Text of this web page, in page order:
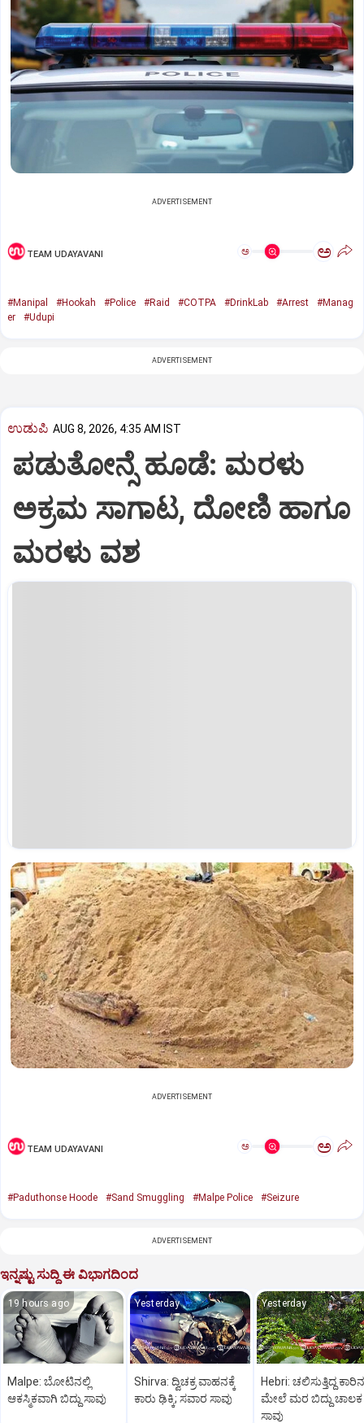
ADVERTISEMENT
TEAM UDAYAVANI ಅ ಅ
#Manipal #Hookah #Police #Raid #COTPA #DrinkLab #Arrest
#Manag
er
#Udupi
ADVERTISEMENT
ಉಡುಪಿ AUG 8, 2026, 4:35 AM IST
ಪಡುತೋನ್ಸೆ ಹೂಡೆ: ಮರಳು
ಅಕ್ರಮ ಸಾಗಾಟ, ದೋಣಿ ಹಾಗೂ
ಮರಳು ವಶ
ADVERTISEMENT
TEAM UDAYAVANI ಅ ಅ
#Paduthonse Hoode #Sand Smuggling #Malpe Police #Seizure
ADVERTISEMENT
ಇನ್ನಷ್ಟು ಸುದ್ದಿ ಈ ವಿಭಾಗದಿಂದ
19 hours ago
Malpe: ಬೋಟಿನಲ್ಲಿ
ಆಕಸ್ಮಿಕವಾಗಿ ಬಿದ್ದು ಸಾವು
Yesterday
Shirva: ದ್ವಿಚಕ್ರ ವಾಹನಕ್ಕೆ
ಕಾರು ಢಿಕ್ಕಿ; ಸವಾರ ಸಾವು
Yesterday
Hebri: ಚಲಿಸುತ್ತಿದ್ದ ಕಾರಿನ
ಮೇಲೆ ಮರ ಬಿದ್ದು ಚಾಲಕ
ಸಾವು